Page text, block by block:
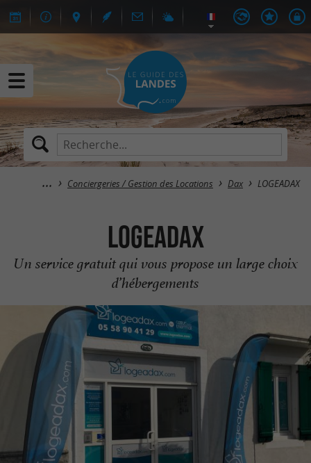
Conciergeries / Gestion des Locations Dax LOGEADAX
LOGEADAX
Un service gratuit qui vous propose un large choix
d’hébergements